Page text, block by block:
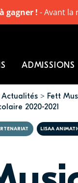
Actualités
Fett
2020-2021
LISAA
ADMISSIONS
gagner ! - Avant la